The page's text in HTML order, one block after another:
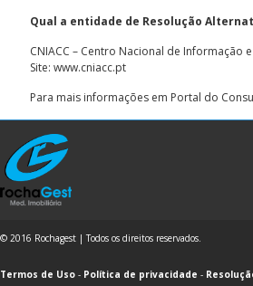
Qual a entidade de Resolução
CNIACC – Centro Nacional de
Site: www.cniacc.pt
Para mais informações em Portal do
© 2016 Rochagest | Todos os direitos reservados.
Termos de Uso - Política de privacidade -